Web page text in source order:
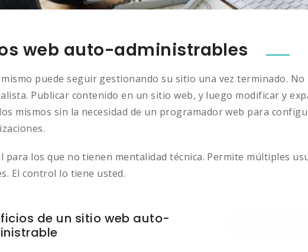
web auto-administrables
puede seguir gestionando su sitio una vez terminado.
Publicar contenido en un sitio web, y luego modificar y
mismos sin la necesidad de un programador web para
para los que no tienen mentalidad técnica. Permite múltiples
El control lo tiene usted.
de un sitio web auto-